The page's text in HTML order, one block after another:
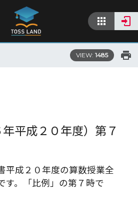
VIEW: 1485
平成２０年度）第７
平成２０年度の算数授業全
す。「比例」の第７時で